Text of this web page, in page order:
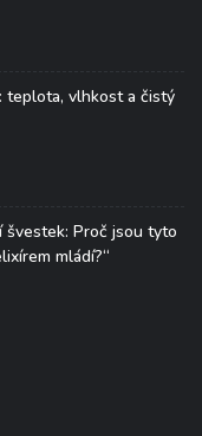
teplota, vlhkost a čistý
švestek: Proč jsou tyto
mládí?“